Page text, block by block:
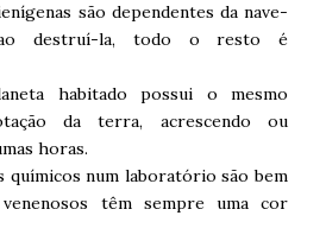
são dependentes da nave-
ao destruí-la, todo o resto é
habitado possui o mesmo
da terra, acrescendo ou
horas.
químicos num laboratório são bem
têm sempre uma cor